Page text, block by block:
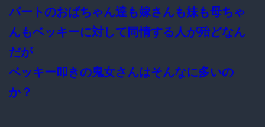
パートのおばちゃん達も嫁さんも妹も母ちゃ
んもベッキーに対して同情する人が殆どなん
だが
ベッキー叩きの鬼女さんはそんなに多いの
か？